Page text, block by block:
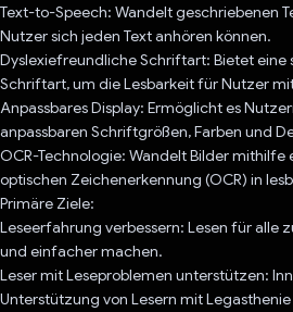
Text-to-Speech: Wandelt geschriebenen
Nutzer sich jeden Text anhören können.
Dyslexiefreundliche Schriftart: Bietet eine
Schriftart, um die Lesbarkeit für Nutzer
Anpassbares Display: Ermöglicht es
anpassbaren Schriftgrößen, Farben und
OCR-Technologie: Wandelt Bilder
optischen Zeichenerkennung (OCR) in
Primäre Ziele:
Leseerfahrung verbessern: Lesen für alle
und einfacher machen.
Leser mit Leseproblemen unterstützen:
Unterstützung von Lesern mit